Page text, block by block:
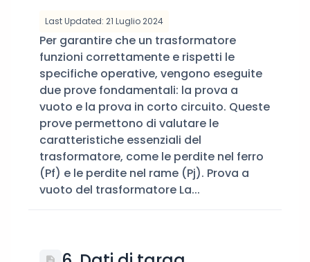
Last Updated: 21 Luglio 2024
Per garantire che un trasformatore
funzioni correttamente e rispetti le
specifiche operative, vengono eseguite
due prove fondamentali: la prova a
vuoto e la prova in corto circuito. Queste
prove permettono di valutare le
caratteristiche essenziali del
trasformatore, come le perdite nel ferro
(Pf) e le perdite nel rame (Pj). Prova a
vuoto del trasformatore La...